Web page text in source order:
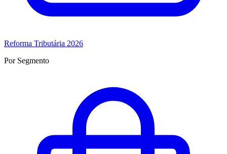
Reforma Tributária 2026
Por Segmento